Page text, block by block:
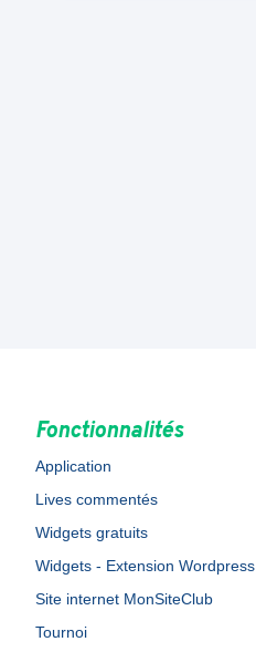
Fonctionnalités
Application
Lives commentés
Widgets gratuits
Widgets - Extension Wordpress
Site internet MonSiteClub
Tournoi